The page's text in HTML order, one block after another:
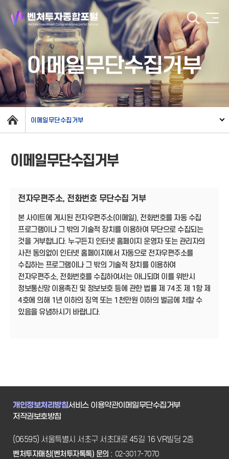
이메일무단수집거부
이메일무단수집거부
이메일무단수집거부
전자우편주소, 전화번호 무단수집 거부
본 사이트에 게시된 전자우편주소(이메일), 전화번호를 자동 수집
프로그램이나 그 밖의 기술적 장치를 이용하여 무단으로 수집되는
것을 거부합니다. 누구든지 인터넷 홈페이지 운영자 또는 관리자의
사전 동의없이 인터넷 홈페이지에서 자동으로 전자우편주소를
수집하는 프로그램이나 그 밖의 기술적 장치를 이용하여
전자우편주소, 전화번호를 수집하여서는 아니되며 이를 위반시
정보통신망 이용촉진 및 정보보호 등에 관한 법률 제 74조 제 1항 제
4호에 의해 1년 이하의 징역 또는 1천만원 이하의 벌금에 처할 수
있음을 유념하시기 바랍니다.
개인정보처리방침서비스 이용약관이메일무단수집거부
저작권보호방침
(06595) 서울특별시 서초구 서초대로 45길 16 VR빌딩 2층
벤처투자매칭(벤처투자톡톡) 문의 : 02-3017-7070